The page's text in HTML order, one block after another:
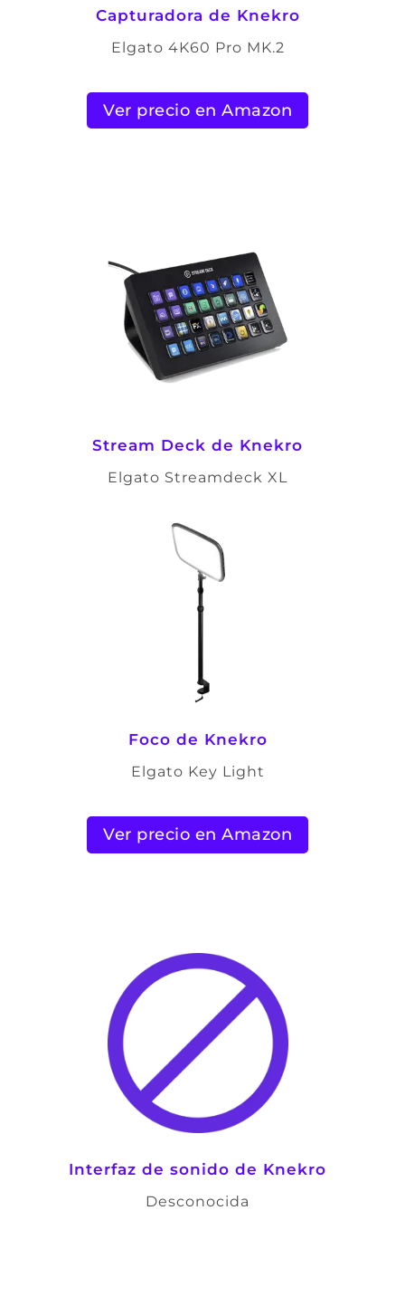
Capturadora de Knekro
Elgato 4K60 Pro MK.2
Ver precio en Amazon
Stream Deck de Knekro
Elgato Streamdeck XL
Foco de Knekro
Elgato Key Light
Ver precio en Amazon
Interfaz de sonido de Knekro
Desconocida